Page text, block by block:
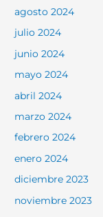
agosto 2024
julio 2024
junio 2024
mayo 2024
abril 2024
marzo 2024
febrero 2024
enero 2024
diciembre 2023
noviembre 2023